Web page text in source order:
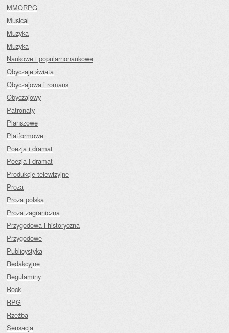
MMORPG
Musical
Muzyka
Muzyka
Naukowe i popularnonaukowe
Obyczaje świata
Obyczajowa i romans
Obyczajowy
Patronaty
Planszowe
Platformowe
Poezja i dramat
Poezja i dramat
Produkcje telewizyjne
Proza
Proza polska
Proza zagraniczna
Przygodowa i historyczna
Przygodowe
Publicystyka
Redakcyjne
Regulaminy
Rock
RPG
Rzeźba
Sensacja